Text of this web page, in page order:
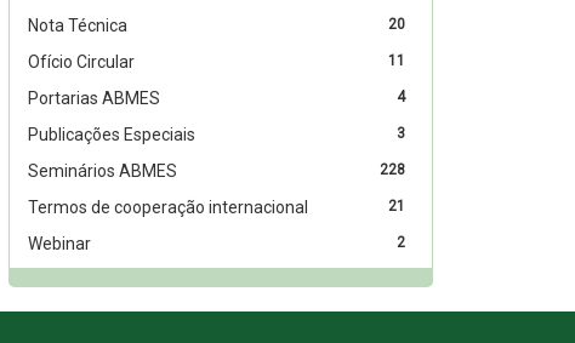
20
Nota Técnica
11
Ofício Circular
4
Portarias ABMES
3
Publicações Especiais
228
Seminários ABMES
21
Termos de cooperação internacional
2
Webinar